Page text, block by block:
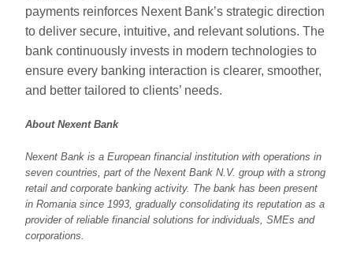
payments reinforces Nexent Bank’s strategic direction
to deliver secure, intuitive, and relevant solutions. The
bank continuously invests in modern technologies to
ensure every banking interaction is clearer, smoother,
and better tailored to clients’ needs.
About Nexent Bank
Nexent Bank is a European financial institution with operations in
seven countries, part of the Nexent Bank N.V. group with a strong
retail and corporate banking activity. The bank has been present
in Romania since 1993, gradually consolidating its reputation as a
provider of reliable financial solutions for individuals, SMEs and
corporations.